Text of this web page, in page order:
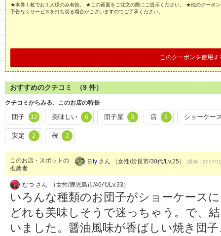
★本券１枚でお１人様のみ有効。 ★この画面をご注文の際にご提示ください。 ★他のクーポ
予告なくサービスを打ち切る場合がございますのでご了承ください。
このクーポンを使用す
おすすめのクチコミ （9 件）
クチコミからみる、このお店の特長
団子 12 美味しい 6 団子屋 3 店 3 ショーケー
安定 2 桜 2
このお店・スポットの
推薦者
Elly さん （女性/姶良市/30代/Lv.25） (投稿：2017/
むつ さん （女性/鹿児島市/40代/Lv.33）
いろんな種類のお団子がショーケース
どれも美味しそうで迷っちゃう。で、
いました。醤油風味が香ばしい焼き団